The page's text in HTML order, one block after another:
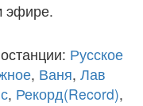
эфире.
Русское
, Ваня, Лав
, Рекорд(Record),